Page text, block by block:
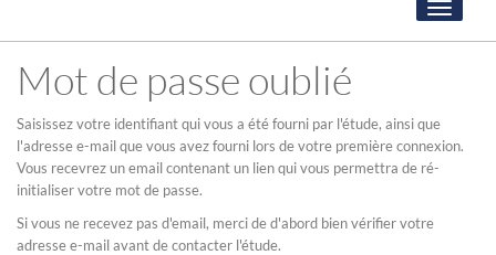
Toggle
Mot de passe oublié
Saisissez votre identifiant qui vous a été fourni par l'étude, ainsi que
l'adresse e-mail que vous avez fourni lors de votre première connexion.
Vous recevrez un email contenant un lien qui vous permettra de ré-
initialiser votre mot de passe.
Si vous ne recevez pas d'email, merci de d'abord bien vérifier votre
adresse e-mail avant de contacter l'étude.